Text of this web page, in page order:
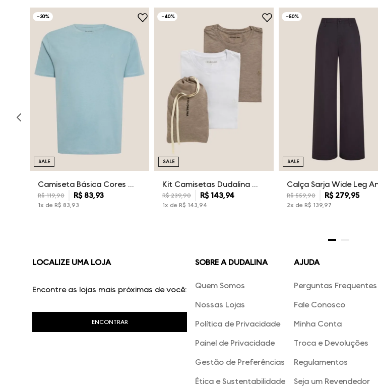
-30%
Camiseta Básica Cores Dudalina Masculina
R$ 119,90 R$ 83,93
1x de R$ 83 93
SALE
-40%
Kit Camisetas Dudalina Masculina
R$ 239,90 R$ 143,94
1x de R$ 143 94
SALE
-50%
R$ 559,90 R$ 279,95
2x de R$ 139, 97
SALE
LOCALIZE UMA LOJA
Encontre as lojas mais próximas de você:
SOBRE A DUDALINA
Quem Somos
Nossas Lojas
Política de Privacidade
Painel de Privacidade
Gestão de Preferências
Ética e Sustentabilidade
AJUDA
Perguntas Frequentes
Fale Conosco
Minha Conta
Troca e Devoluções
Regulamentos
Seja um Revendedor